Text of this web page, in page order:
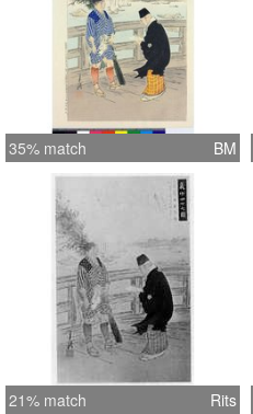
35% match BM
21% match Rits